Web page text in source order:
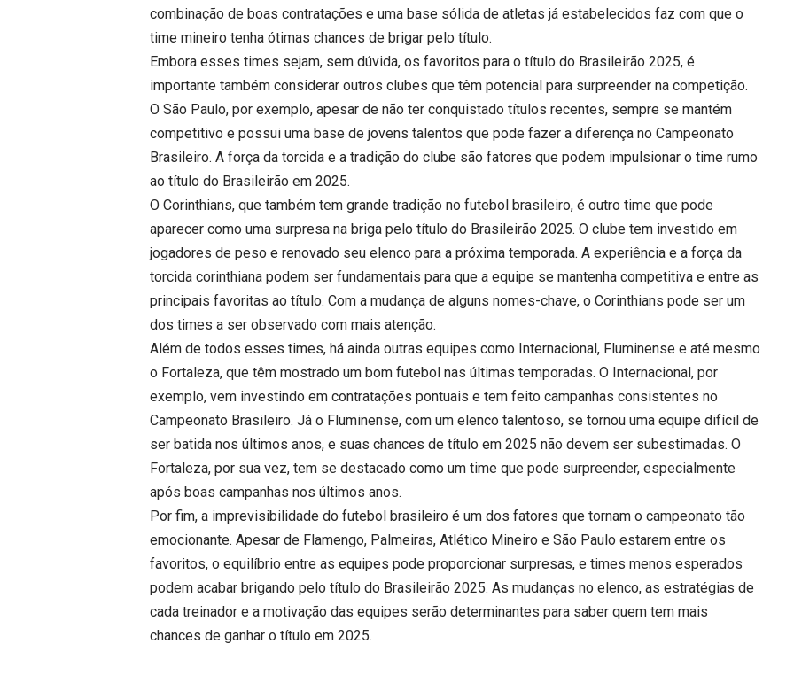
combinação de boas contratações e uma base sólida de atletas já estabelecidos faz com que o
time mineiro tenha ótimas chances de brigar pelo título.
Embora esses times sejam, sem dúvida, os favoritos para o título do Brasileirão 2025, é
importante também considerar outros clubes que têm potencial para surpreender na competição.
O São Paulo, por exemplo, apesar de não ter conquistado títulos recentes, sempre se mantém
competitivo e possui uma base de jovens talentos que pode fazer a diferença no Campeonato
Brasileiro. A força da torcida e a tradição do clube são fatores que podem impulsionar o time rumo
ao título do Brasileirão em 2025.
O Corinthians, que também tem grande tradição no futebol brasileiro, é outro time que pode
aparecer como uma surpresa na briga pelo título do Brasileirão 2025. O clube tem investido em
jogadores de peso e renovado seu elenco para a próxima temporada. A experiência e a força da
torcida corinthiana podem ser fundamentais para que a equipe se mantenha competitiva e entre as
principais favoritas ao título. Com a mudança de alguns nomes-chave, o Corinthians pode ser um
dos times a ser observado com mais atenção.
Além de todos esses times, há ainda outras equipes como Internacional, Fluminense e até mesmo
o Fortaleza, que têm mostrado um bom futebol nas últimas temporadas. O Internacional, por
exemplo, vem investindo em contratações pontuais e tem feito campanhas consistentes no
Campeonato Brasileiro. Já o Fluminense, com um elenco talentoso, se tornou uma equipe difícil de
ser batida nos últimos anos, e suas chances de título em 2025 não devem ser subestimadas. O
Fortaleza, por sua vez, tem se destacado como um time que pode surpreender, especialmente
após boas campanhas nos últimos anos.
Por fim, a imprevisibilidade do futebol brasileiro é um dos fatores que tornam o campeonato tão
emocionante. Apesar de Flamengo, Palmeiras, Atlético Mineiro e São Paulo estarem entre os
favoritos, o equilíbrio entre as equipes pode proporcionar surpresas, e times menos esperados
podem acabar brigando pelo título do Brasileirão 2025. As mudanças no elenco, as estratégias de
cada treinador e a motivação das equipes serão determinantes para saber quem tem mais
chances de ganhar o título em 2025.